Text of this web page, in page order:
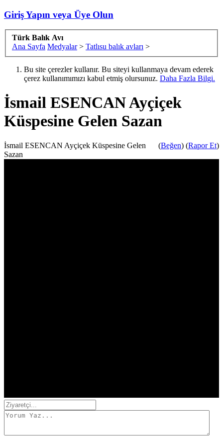
Giriş Yapın veya Üye Olun
Türk Balık Avı
Ana Sayfa Medyalar > Tatlısu balık avları >
Bu site çerezler kullanır. Bu siteyi kullanmaya devam ederek
çerez kullanımımızı kabul etmiş olursunuz. Daha Fazla Bilgi.
İsmail ESENCAN Ayçiçek
Küspesine Gelen Sazan
(Beğen) (Rapor Et)
İsmail ESENCAN Ayçiçek Küspesine Gelen
Sazan